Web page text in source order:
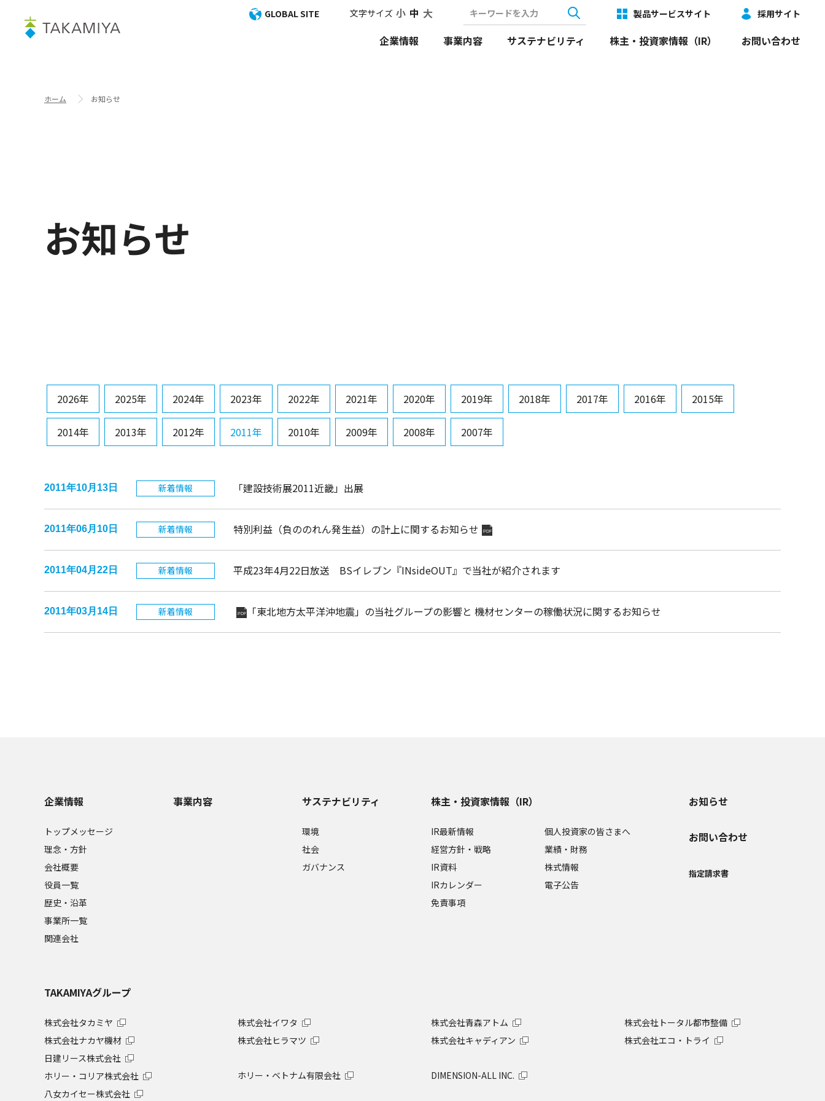
GLOBAL SITE 文字サイズ 小 中 大 キーワードを入力 製品サービスサイト 採用サイト
企業情報 事業内容 サステナビリティ 株主・投資家情報（IR） お問い合わせ
ホーム お知らせ
お知らせ
2026年 2025年 2024年 2023年 2022年 2021年 2020年 2019年 2018年 2017年 2016年 2015年
2014年 2013年 2012年 2011年 2010年 2009年 2008年 2007年
2011年10月13日 新着情報 「建設技術展2011近畿」出展
2011年06月10日 新着情報 特別利益（負ののれん発生益）の計上に関するお知らせ PDF
2011年04月22日 新着情報 平成23年4月22日放送 BSイレブン『INsideOUT』で当社が紹介されます
2011年03月14日 新着情報 PDF 「東北地方太平洋沖地震」の当社グループの影響と 機材センターの稼働状況に関するお知らせ
企業情報
トップメッセージ
理念・方針
会社概要
役員一覧
歴史・沿革
事業所一覧
関連会社
事業内容 サステナビリティ
環境
社会
ガバナンス
株主・投資家情報（IR）
IR最新情報
個人投資家の皆さまへ
経営方針・戦略
業績・財務
IR資料
株式情報
IRカレンダー
電子公告
免責事項
お知らせ
お問い合わせ
指定請求書
TAKAMIYAグループ
株式会社タカミヤ
株式会社ナカヤ機材
日建リース株式会社
ホリー・コリア株式会社
八女カイセー株式会社
株式会社イワタ
株式会社ヒラマツ
ホリー・ベトナム有限会社
株式会社青森アトム
株式会社キャディアン
DIMENSION-ALL INC.
株式会社トータル都市整備
株式会社エコ・トライ